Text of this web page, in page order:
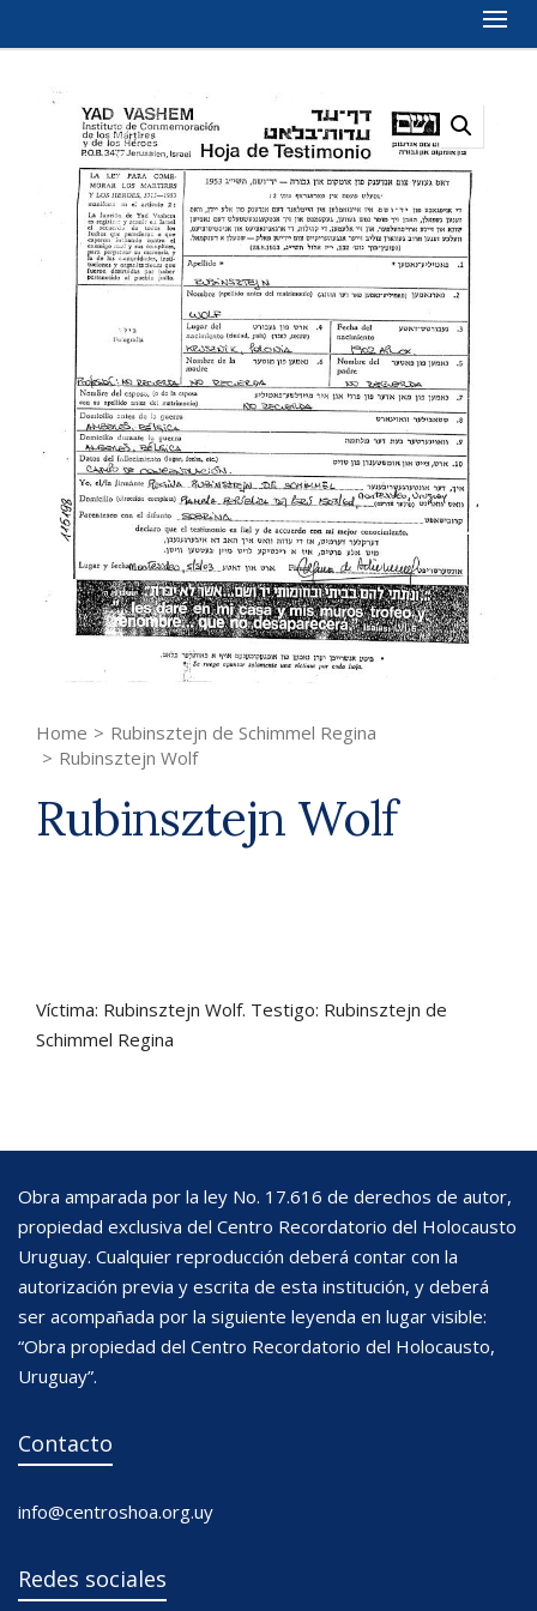
Home > Rubinsztejn de Schimmel Regina
> Rubinsztejn Wolf
Rubinsztejn Wolf
Víctima: Rubinsztejn Wolf. Testigo: Rubinsztejn de
Schimmel Regina
Obra amparada por la ley No. 17.616 de derechos de autor,
propiedad exclusiva del Centro Recordatorio del Holocausto
Uruguay. Cualquier reproducción deberá contar con la
autorización previa y escrita de esta institución, y deberá
ser acompañada por la siguiente leyenda en lugar visible:
“Obra propiedad del Centro Recordatorio del Holocausto,
Uruguay”.
Contacto
info@centroshoa.org.uy
Redes sociales